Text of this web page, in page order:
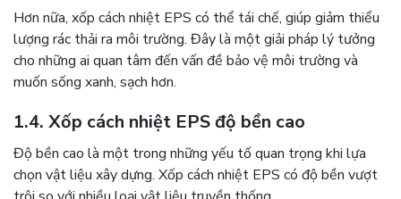
Hơn nữa, xốp cách nhiệt EPS có thể tái chế, giúp giảm thiểu
lượng rác thải ra môi trường. Đây là một giải pháp lý tưởng
cho những ai quan tâm đến vấn đề bảo vệ môi trường và
muốn sống xanh, sạch hơn.
1.4. Xốp cách nhiệt EPS độ bền cao
Độ bền cao là một trong những yếu tố quan trọng khi lựa
chọn vật liệu xây dựng. Xốp cách nhiệt EPS có độ bền vượt